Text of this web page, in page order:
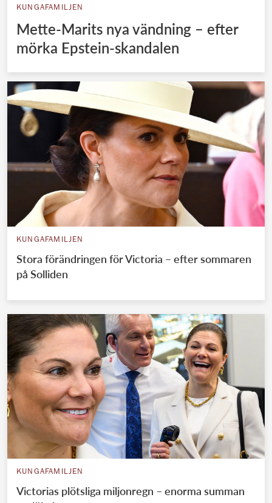
KUNGAFAMILJEN
Mette-Marits nya vändning – efter
mörka Epstein-skandalen
KUNGAFAMILJEN
Stora förändringen för Victoria – efter sommaren
på Solliden
KUNGAFAMILJEN
Victorias plötsliga miljonregn – enorma summan